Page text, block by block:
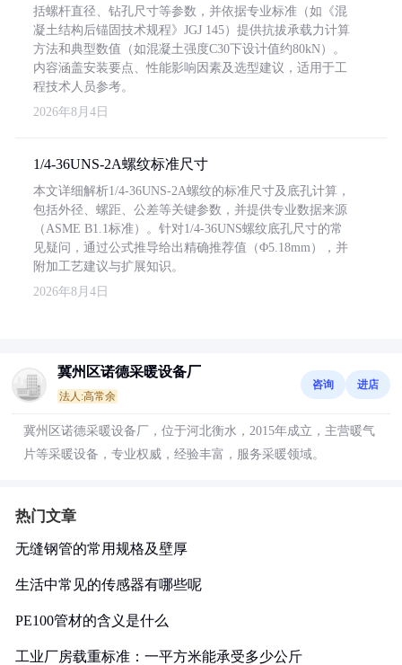
括螺杆直径、钻孔尺寸等参数，并依据专业标准（如《混
凝土结构后锚固技术规程》JGJ 145）提供抗拔承载力计算
方法和典型数值（如混凝土强度C30下设计值约80kN）。
内容涵盖安装要点、性能影响因素及选型建议，适用于工
程技术人员参考。
2026年8月4日
1/4-36UNS-2A螺纹标准尺寸
本文详细解析1/4-36UNS-2A螺纹的标准尺寸及底孔计算，
包括外径、螺距、公差等关键参数，并提供专业数据来源
（ASME B1.1标准）。针对1/4-36UNS螺纹底孔尺寸的常
见疑问，通过公式推导给出精确推荐值（Φ5.18mm），并
附加工艺建议与扩展知识。
2026年8月4日
冀州区诺德采暖设备厂
法人:高常余
咨询 进店
冀州区诺德采暖设备厂，位于河北衡水，2015年成立，主营暖气
片等采暖设备，专业权威，经验丰富，服务采暖领域。
热门文章
无缝钢管的常用规格及壁厚
生活中常见的传感器有哪些呢
PE100管材的含义是什么
工业厂房载重标准：一平方米能承受多少公斤